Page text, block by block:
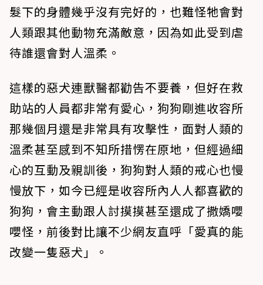
髮下的身體幾乎沒有完好的，也難怪牠會對
人類跟其他動物充滿敵意，因為如此受到虐
待誰還會對人溫柔。
這樣的惡犬連獸醫都勸告不要養，但好在救
助站的人員都非常有愛心，狗狗剛進收容所
那幾個月還是非常具有攻擊性，面對人類的
溫柔甚至感到不知所措愣在原地，但經過細
心的互動及親訓後，狗狗對人類的戒心也慢
慢放下，如今已經是收容所內人人都喜歡的
狗狗，會主動跟人討摸摸甚至還成了撒嬌嚶
嚶怪，前後對比讓不少網友直呼「愛真的能
改變一隻惡犬」。